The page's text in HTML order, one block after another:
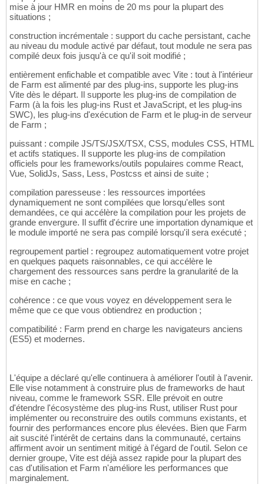
mise à jour HMR en moins de 20 ms pour la plupart des
situations ;
construction incrémentale : support du cache persistant, cache
au niveau du module activé par défaut, tout module ne sera pas
compilé deux fois jusqu'à ce qu'il soit modifié ;
entièrement enfichable et compatible avec Vite : tout à l'intérieur
de Farm est alimenté par des plug-ins, supporte les plug-ins
Vite dès le départ. Il supporte les plug-ins de compilation de
Farm (à la fois les plug-ins Rust et JavaScript, et les plug-ins
SWC), les plug-ins d'exécution de Farm et le plug-in de serveur
de Farm ;
puissant : compile JS/TS/JSX/TSX, CSS, modules CSS, HTML
et actifs statiques. Il supporte les plug-ins de compilation
officiels pour les frameworks/outils populaires comme React,
Vue, SolidJs, Sass, Less, Postcss et ainsi de suite ;
compilation paresseuse : les ressources importées
dynamiquement ne sont compilées que lorsqu'elles sont
demandées, ce qui accélère la compilation pour les projets de
grande envergure. Il suffit d'écrire une importation dynamique et
le module importé ne sera pas compilé lorsqu'il sera exécuté ;
regroupement partiel : regroupez automatiquement votre projet
en quelques paquets raisonnables, ce qui accélère le
chargement des ressources sans perdre la granularité de la
mise en cache ;
cohérence : ce que vous voyez en développement sera le
même que ce que vous obtiendrez en production ;
compatibilité : Farm prend en charge les navigateurs anciens
(ES5) et modernes.
L'équipe a déclaré qu'elle continuera à améliorer l'outil à l'avenir.
Elle vise notamment à construire plus de frameworks de haut
niveau, comme le framework SSR. Elle prévoit en outre
d'étendre l'écosystème des plug-ins Rust, utiliser Rust pour
implémenter ou reconstruire des outils communs existants, et
fournir des performances encore plus élevées. Bien que Farm
ait suscité l'intérêt de certains dans la communauté, certains
affirment avoir un sentiment mitigé à l'égard de l'outil. Selon ce
dernier groupe, Vite est déjà assez rapide pour la plupart des
cas d'utilisation et Farm n'améliore les performances que
marginalement.